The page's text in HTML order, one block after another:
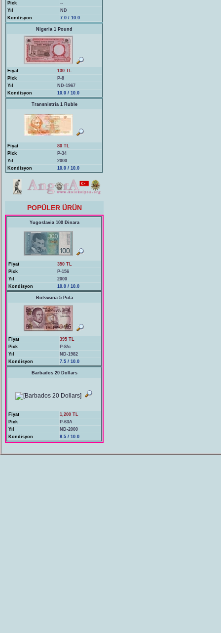
Pick
--
Yıl
ND
Kondisyon
7.0 / 10.0
Nigeria 1 Pound
Fiyat
130 TL
Pick
P-8
Yıl
ND-1967
Kondisyon
10.0 / 10.0
Transnistria 1 Ruble
Fiyat
80 TL
Pick
P-34
Yıl
2000
Kondisyon
10.0 / 10.0
POPÜLER ÜRÜN
Yugoslavia 100 Dinara
Fiyat
350 TL
Pick
P-156
Yıl
2000
Kondisyon
10.0 / 10.0
Botswana 5 Pula
Fiyat
395 TL
Pick
P-8/c
Yıl
ND-1982
Kondisyon
7.5 / 10.0
Barbados 20 Dollars
Fiyat
1,200 TL
Pick
P-63A
Yıl
ND-2000
Kondisyon
8.5 / 10.0